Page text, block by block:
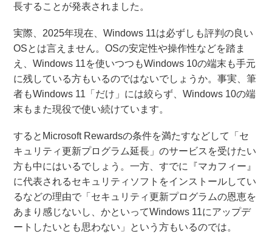
長することが発表されました。
実際、2025年現在、Windows 11は必ずしも評判の良い
OSとは言えません。OSの安定性や操作性などを踏ま
え、Windows 11を使いつつもWindows 10の端末も手元
に残している方もいるのではないでしょうか。事実、筆
者もWindows 11「だけ」には絞らず、Windows 10の端
末もまた現役で使い続けています。
するとMicrosoft Rewardsの条件を満たすなどして「セ
キュリティ更新プログラム延長」のサービスを受けたい
方も中にはいるでしょう。一方、すでに『マカフィー』
に代表されるセキュリティソフトをインストールしてい
るなどの理由で「セキュリティ更新プログラムの恩恵を
あまり感じないし、かといってWindows 11にアップデ
ートしたいとも思わない」という方もいるのでは。